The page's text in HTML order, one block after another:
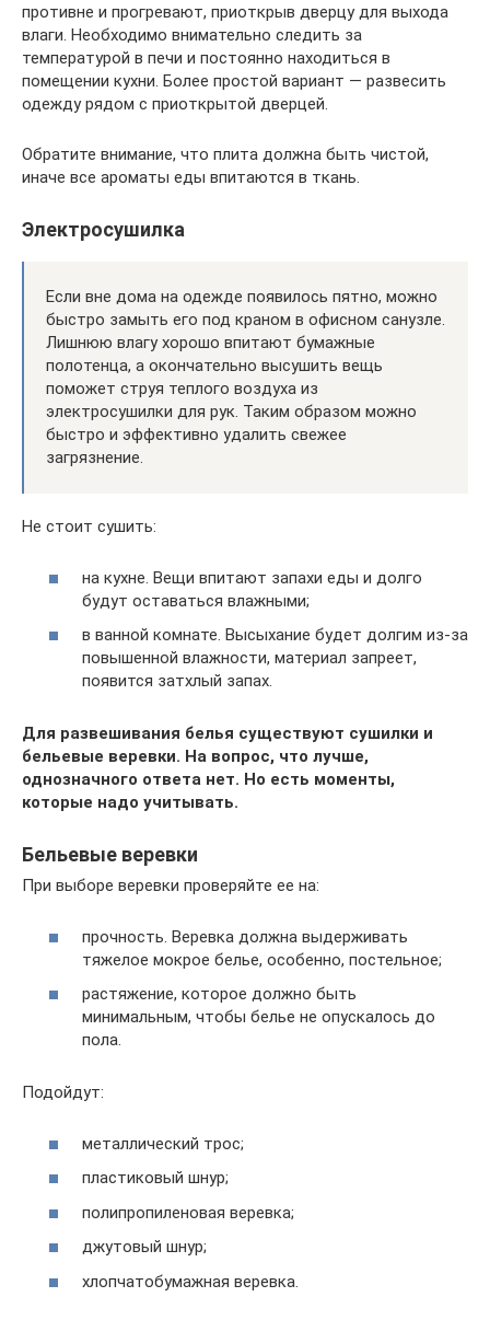
противне и прогревают, приоткрыв дверцу для выхода
влаги. Необходимо внимательно следить за
температурой в печи и постоянно находиться в
помещении кухни. Более простой вариант — развесить
одежду рядом с приоткрытой дверцей.
Обратите внимание, что плита должна быть чистой,
иначе все ароматы еды впитаются в ткань.
Электросушилка
Если вне дома на одежде появилось пятно, можно
быстро замыть его под краном в офисном санузле.
Лишнюю влагу хорошо впитают бумажные
полотенца, а окончательно высушить вещь
поможет струя теплого воздуха из
электросушилки для рук. Таким образом можно
быстро и эффективно удалить свежее
загрязнение.
Не стоит сушить:
на кухне. Вещи впитают запахи еды и долго
будут оставаться влажными;
в ванной комнате. Высыхание будет долгим из-за
повышенной влажности, материал запреет,
появится затхлый запах.
Для развешивания белья существуют сушилки и
бельевые веревки. На вопрос, что лучше,
однозначного ответа нет. Но есть моменты,
которые надо учитывать.
Бельевые веревки
При выборе веревки проверяйте ее на:
прочность. Веревка должна выдерживать
тяжелое мокрое белье, особенно, постельное;
растяжение, которое должно быть
минимальным, чтобы белье не опускалось до
пола.
Подойдут:
металлический трос;
пластиковый шнур;
полипропиленовая веревка;
джутовый шнур;
хлопчатобумажная веревка.